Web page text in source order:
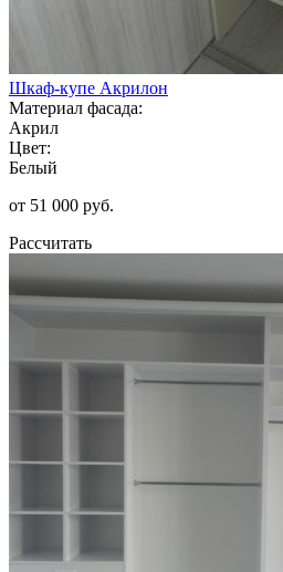
Шкаф-купе Акрилон
Материал фасада:
Акрил
Цвет:
Белый
от 51 000 руб.
Рассчитать